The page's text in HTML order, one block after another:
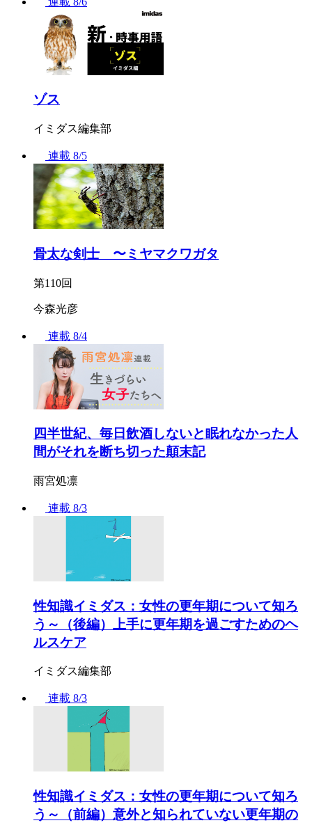
ゾス
イミダス編集部
連載 8/5
骨太な剣士 〜ミヤマクワガタ
第110回
今森光彦
連載 8/4
四半世紀、毎日飲酒しないと眠れなかった人
間がそれを断ち切った顛末記
雨宮処凛
連載 8/3
性知識イミダス：女性の更年期について知ろ
う～（後編）上手に更年期を過ごすためのヘ
ルスケア
イミダス編集部
連載 8/3
性知識イミダス：女性の更年期について知ろ
う～（前編）意外と知られていない更年期の